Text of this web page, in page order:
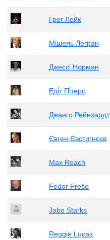
Грег Лейк
Мішель Легран
Джессі Норман
Еді́т Пі́терс
Джанго Рейнхардт
Євген Євстигнєєв
Max Roach
Fedor Frešo
Jabo Starks
Reggie Lucas